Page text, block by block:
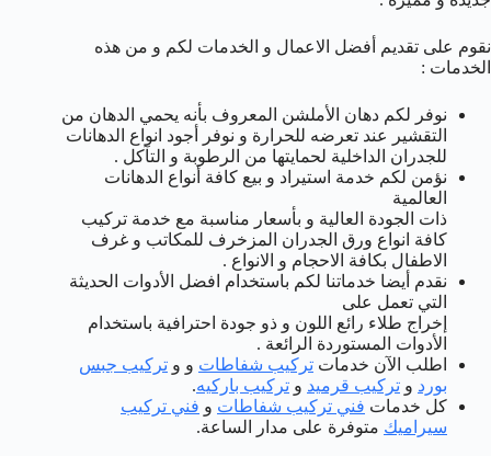
نقوم على تقديم أفضل الاعمال و الخدمات لكم و من هذه
الخدمات :
نوفر لكم دهان الأملشن المعروف بأنه يحمي الدهان من
التقشير عند تعرضه للحرارة و نوفر أجود انواع الدهانات
للجدران الداخلية لحمايتها من الرطوبة و التآكل .
نؤمن لكم خدمة استيراد و بيع كافة أنواع الدهانات
العالمية
ذات الجودة العالية و بأسعار مناسبة مع خدمة تركيب
كافة انواع ورق الجدران المزخرف للمكاتب و غرف
الاطفال بكافة الاحجام و الانواع .
نقدم أيضا خدماتنا لكم باستخدام افضل الأدوات الحديثة
التي تعمل على
إخراج طلاء رائع اللون و ذو جودة احترافية باستخدام
الأدوات المستوردة الرائعة .
اطلب الآن خدمات تركيب شفاطات و و تركيب جبس
بورد و تركيب قرميد و تركيب باركيه.
كل خدمات فني تركيب شفاطات و فني تركيب
سيراميك متوفرة على مدار الساعة.